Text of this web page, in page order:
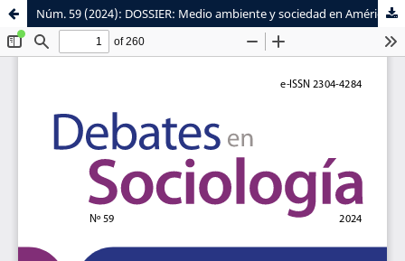
Núm. 59 (2024): DOSSIER: Medio ambiente y sociedad en América Latina